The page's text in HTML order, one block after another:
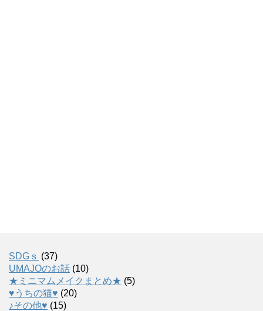
SDGｓ (37)
UMAJOのお話 (10)
★ミニマムメイクまとめ★ (5)
♥うちの猫♥ (20)
♪その他♥ (15)